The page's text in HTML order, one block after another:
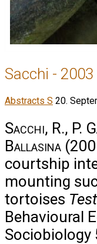
Sacchi - 2003
Abstracts S 20.
Sacchi, R., P.
Ballasina
courtship
mounting
tortoises
Behavioural
Sociobiology